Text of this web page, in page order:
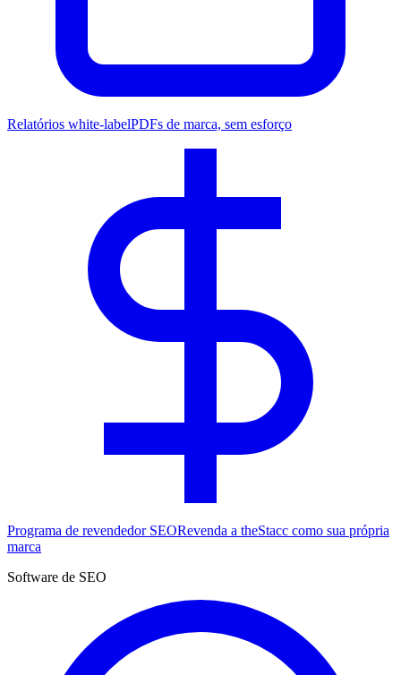
Relatórios white-labelPDFs de marca, sem esforço
Programa de revendedor SEORevenda a theStacc como sua própria
marca
Software de SEO